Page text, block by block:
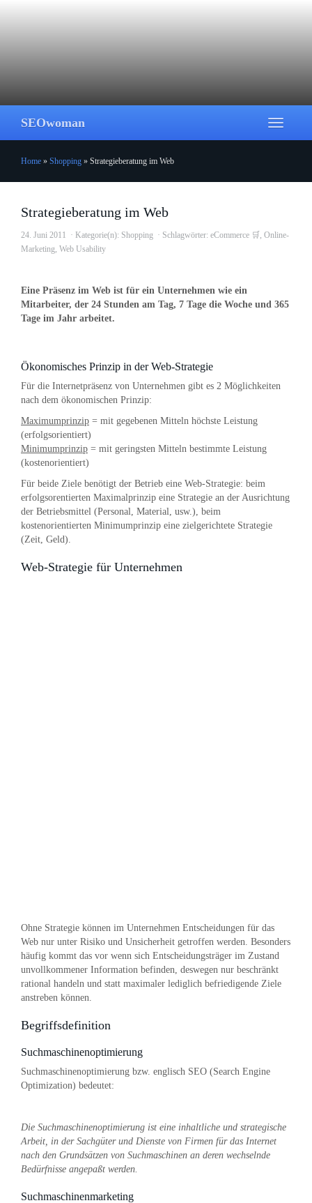
Toggle
SEOwoman
Home » Shopping » Strategieberatung im Web
Strategieberatung im Web
24. Juni 2011 Kategorie(n): Shopping Schlagwörter: eCommerce 🛒, Online-
Marketing, Web Usability
Eine Präsenz im Web ist für ein Unternehmen wie ein
Mitarbeiter, der 24 Stunden am Tag, 7 Tage die Woche und 365
Tage im Jahr arbeitet.
Ökonomisches Prinzip in der Web-Strategie
Für die Internetpräsenz von Unternehmen gibt es 2 Möglichkeiten
nach dem ökonomischen Prinzip:
Maximumprinzip = mit gegebenen Mitteln höchste Leistung
(erfolgsorientiert)
Minimumprinzip = mit geringsten Mitteln bestimmte Leistung
(kostenorientiert)
Für beide Ziele benötigt der Betrieb eine Web-Strategie: beim
erfolgsorentierten Maximalprinzip eine Strategie an der Ausrichtung
der Betriebsmittel (Personal, Material, usw.), beim
kostenorientierten Minimumprinzip eine zielgerichtete Strategie
(Zeit, Geld).
Web-Strategie für Unternehmen
Ohne Strategie können im Unternehmen Entscheidungen für das
Web nur unter Risiko und Unsicherheit getroffen werden. Besonders
häufig kommt das vor wenn sich Entscheidungsträger im Zustand
unvollkommener Information befinden, deswegen nur beschränkt
rational handeln und statt maximaler lediglich befriedigende Ziele
anstreben können.
Begriffsdefinition
Suchmaschinenoptimierung
Suchmaschinenoptimierung bzw. englisch SEO (Search Engine
Optimization) bedeutet:
Die Suchmaschinenoptimierung ist eine inhaltliche und strategische
Arbeit, in der Sachgüter und Dienste von Firmen für das Internet
nach den Grundsätzen von Suchmaschinen an deren wechselnde
Bedürfnisse angepaßt werden.
Suchmaschinenmarketing